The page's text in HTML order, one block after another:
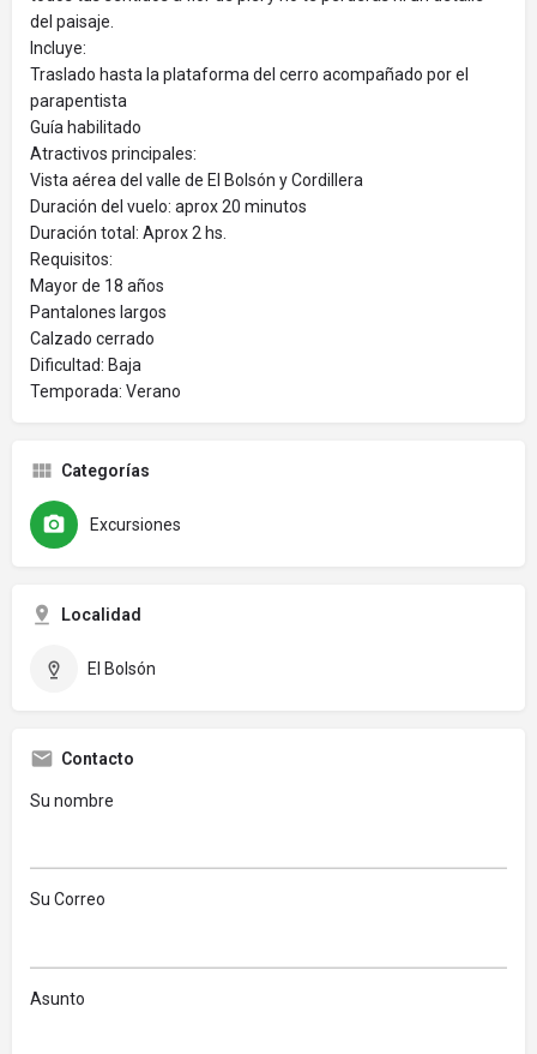
del paisaje.
Incluye:
Traslado hasta la plataforma del cerro acompañado por el
parapentista
Guía habilitado
Atractivos principales:
Vista aérea del valle de El Bolsón y Cordillera
Duración del vuelo: aprox 20 minutos
Duración total: Aprox 2 hs.
Requisitos:
Mayor de 18 años
Pantalones largos
Calzado cerrado
Dificultad: Baja
Temporada: Verano
Categorías
Excursiones
Localidad
El Bolsón
Contacto
Su nombre
Su Correo
Asunto